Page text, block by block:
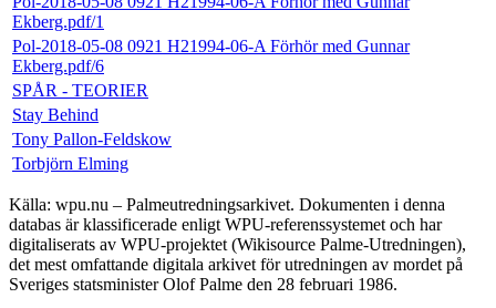
Ekberg.pdf/1
Pol-2018-05-08 0921 H21994-06-A Förhör med Gunnar
Ekberg.pdf/6
SPÅR - TEORIER
Stay Behind
Tony Pallon-Feldskow
Torbjörn Elming
Källa: wpu.nu – Palmeutredningsarkivet. Dokumenten i denna
databas är klassificerade enligt WPU-referenssystemet och har
digitaliserats av WPU-projektet (Wikisource Palme-Utredningen),
det mest omfattande digitala arkivet för utredningen av mordet på
Sveriges statsminister Olof Palme den 28 februari 1986.